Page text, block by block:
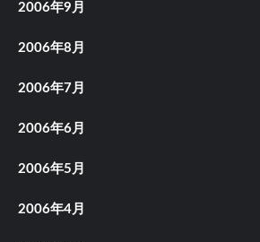
2006年9月
2006年8月
2006年7月
2006年6月
2006年5月
2006年4月